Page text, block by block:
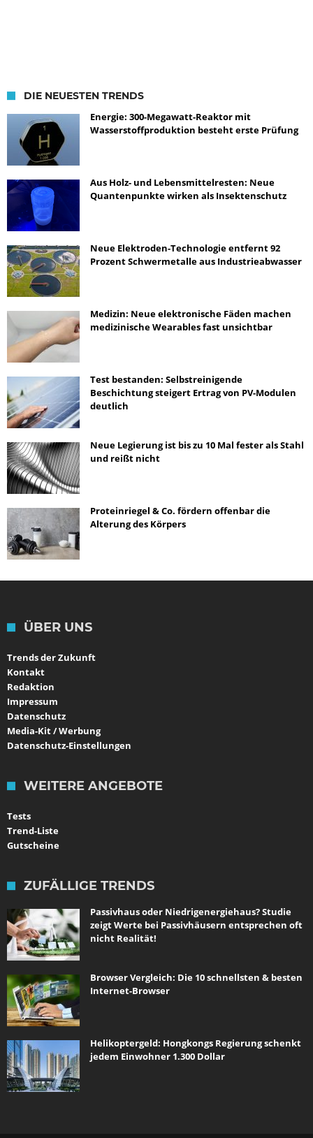
DIE NEUESTEN TRENDS
Energie: 300-Megawatt-Reaktor mit
Wasserstoffproduktion besteht erste Prüfung
Aus Holz- und Lebensmittelresten: Neue
Quantenpunkte wirken als Insektenschutz
Neue Elektroden-Technologie entfernt 92
Prozent Schwermetalle aus Industrieabwasser
Medizin: Neue elektronische Fäden machen
medizinische Wearables fast unsichtbar
Test bestanden: Selbstreinigende
Beschichtung steigert Ertrag von PV-Modulen
deutlich
Neue Legierung ist bis zu 10 Mal fester als Stahl
und reißt nicht
Proteinriegel & Co. fördern offenbar die
Alterung des Körpers
ÜBER UNS
Trends der Zukunft
Kontakt
Redaktion
Impressum
Datenschutz
Media-Kit / Werbung
Datenschutz-Einstellungen
WEITERE ANGEBOTE
Tests
Trend-Liste
Gutscheine
ZUFÄLLIGE TRENDS
Passivhaus oder Niedrigenergiehaus? Studie
zeigt Werte bei Passivhäusern entsprechen oft
nicht Realität!
Browser Vergleich: Die 10 schnellsten & besten
Internet-Browser
Helikoptergeld: Hongkongs Regierung schenkt
jedem Einwohner 1.300 Dollar